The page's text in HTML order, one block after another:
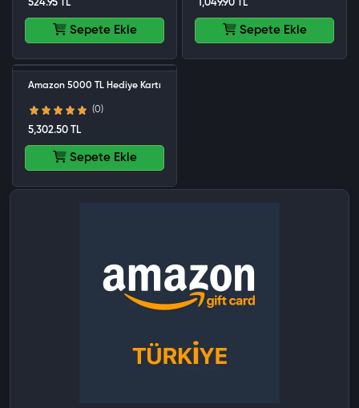
524.95 TL
Sepete Ekle
1,049.90 TL
Sepete Ekle
Amazon 5000 TL Hediye Kartı
(0)
5,302.50 TL
Sepete Ekle